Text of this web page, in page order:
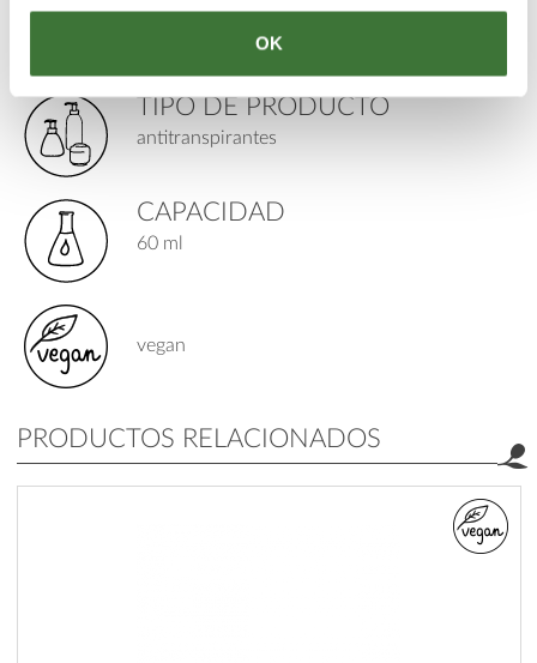
OK
TIPO DE PRODUCTO
antitranspirantes
CAPACIDAD
60 ml
vegan
PRODUCTOS RELACIONADOS